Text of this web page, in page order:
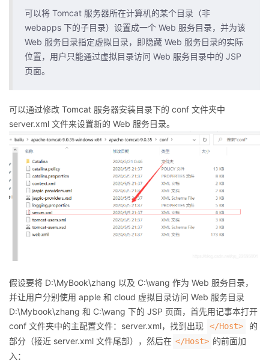
可以将 Tomcat 服务器所在计算机的某个目录（非
webapps 下的子目录）设置成一个 Web 服务目录，并为该
Web 服务目录指定虚拟目录，即隐藏 Web 服务目录的实际
位置，用户只能通过虚拟目录访问 Web 服务目录中的 JSP
页面。
可以通过修改 Tomcat 服务器安装目录下的 conf 文件夹中
server.xml 文件来设置新的 Web 服务目录。
假设要将 D:\MyBook\zhang 以及 C:\wang 作为 Web 服务目录，
并让用户分别使用 apple 和 cloud 虚拟目录访问 Web 服务目录
D:\Mybook\zhang 和 C:\wang 下的 JSP 页面，首先用记事本打开
conf 文件夹中的主配置文件：server.xml，找到出现
</Host>
的
部分（接近 server.xml 文件尾部），然后在 </Host> 的前面加
入：